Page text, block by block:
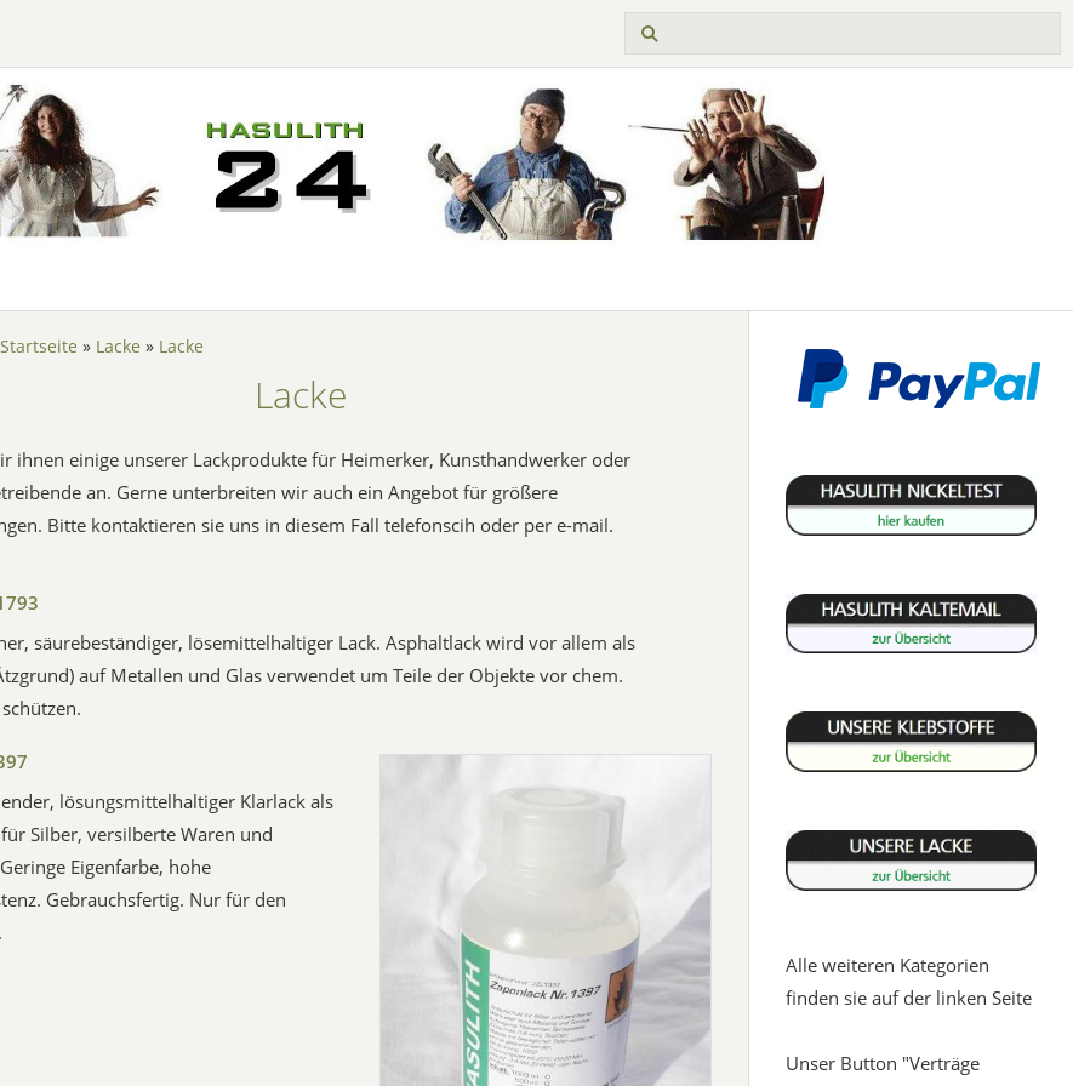
Startseite » Lacke » Lacke
Lacke
ihnen einige unserer Lackprodukte für Heimerker, Kunsthandwerker oder
an. Gerne unterbreiten wir auch ein Angebot für größere
Bitte kontaktieren sie uns in diesem Fall telefonscih oder per e-mail.
säurebeständiger, lösemittelhaltiger Lack. Asphaltlack wird vor allem als
auf Metallen und Glas verwendet um Teile der Objekte vor chem.
lösungsmittelhaltiger Klarlack als
Silber, versilberte Waren und
Eigenfarbe, hohe
Gebrauchsfertig. Nur für den
Alle weiteren Kategorien
finden sie auf der linken Seite
Unser Button "Verträge